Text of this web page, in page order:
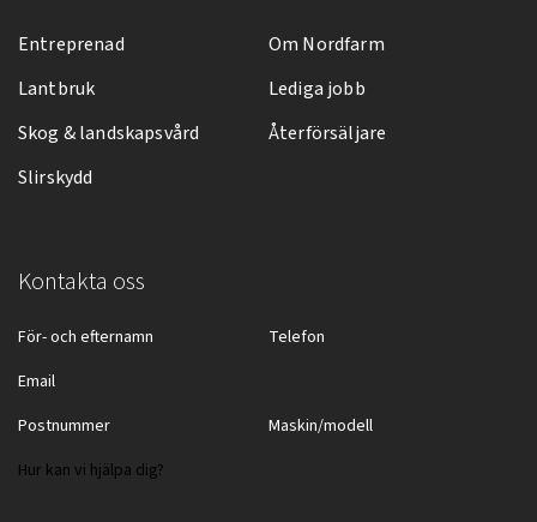
Entreprenad
Lantbruk
Skog & landskapsvård
Slirskydd
Om Nordfarm
Lediga jobb
Återförsäljare
Kontakta oss